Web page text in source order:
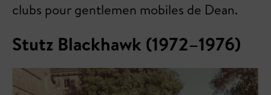
clubs pour gentlemen mobiles de Dean.
Stutz Blackhawk (1972–1976)